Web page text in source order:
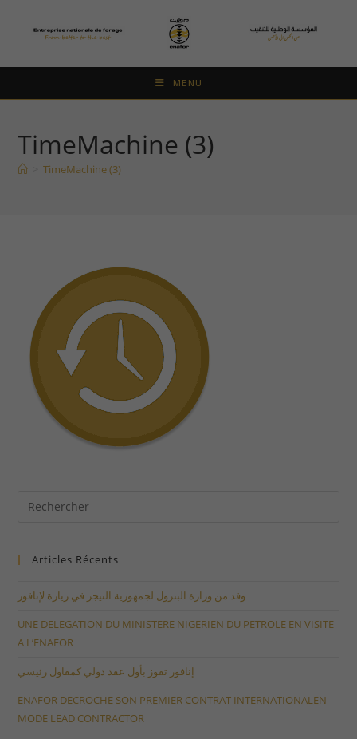
MENU
TimeMachine (3)
TimeMachine (3)
Articles Récents
وفد من وزارة البترول لجمهورية النيجر في زيارة لإنافور
UNE DELEGATION DU MINISTERE NIGERIEN DU PETROLE EN VISITE
A L’ENAFOR
إنافور تفوز بأول عقد دولي كمقاول رئيسي
ENAFOR DECROCHE SON PREMIER CONTRAT INTERNATIONALEN
MODE LEAD CONTRACTOR